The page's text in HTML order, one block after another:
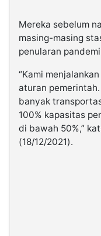
Mereka sebelum
masing-masing
penularan
“Kami
aturan
banyak
100% kapasitas
di bawah 50%,”
(18/12/2021).